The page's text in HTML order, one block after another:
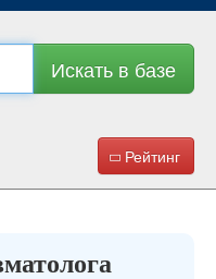
Искать в базе
Рейтинг